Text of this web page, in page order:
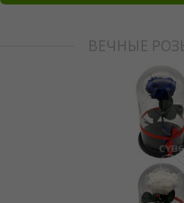
ВЕЧНЫЕ